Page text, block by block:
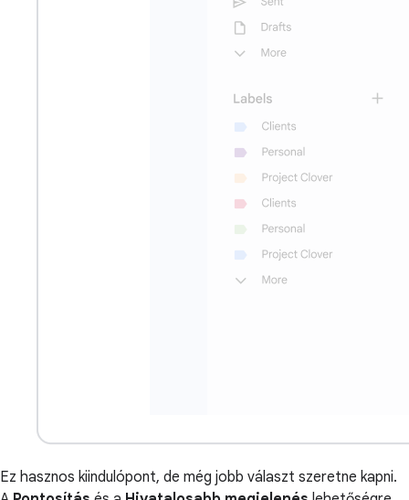
Ez hasznos kiindulópont, de még jobb választ szeretne kapni.